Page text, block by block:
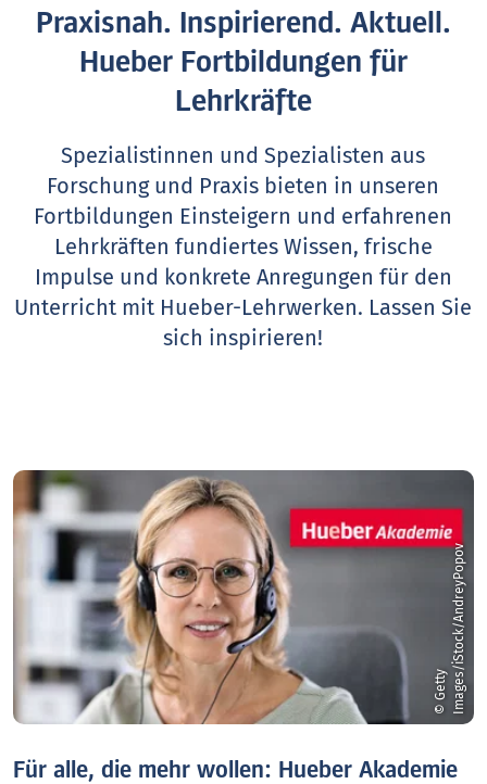
Praxisnah. Inspirierend. Aktuell.
Hueber Fortbildungen für
Lehrkräfte
Spezialistinnen und Spezialisten aus
Forschung und Praxis bieten in unseren
Fortbildungen Einsteigern und erfahrenen
Lehrkräften fundiertes Wissen, frische
Impulse und konkrete Anregungen für den
Unterricht mit Hueber-Lehrwerken. Lassen Sie
sich inspirieren!
©
G
e
t
t
y
I
m
a
g
e
s
/
i
S
t
o
c
k
/
A
n
d
r
e
y
P
o
p
ov
Für alle, die mehr wollen: Hueber Akademie